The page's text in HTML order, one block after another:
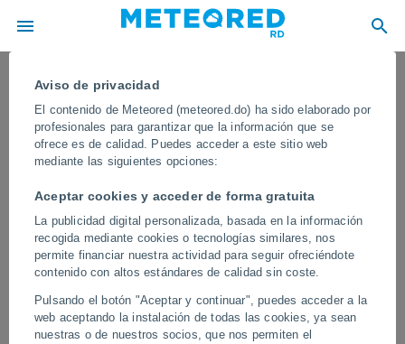
Aviso de privacidad
El contenido de Meteored (meteored.do) ha sido elaborado por
profesionales para garantizar que la información que se
ofrece es de calidad. Puedes acceder a este sitio web
mediante las siguientes opciones:
Aceptar cookies y acceder de forma gratuita
La publicidad digital personalizada, basada en la información
recogida mediante cookies o tecnologías similares, nos
permite financiar nuestra actividad para seguir ofreciéndote
contenido con altos estándares de calidad sin coste.
Pulsando el botón "Aceptar y continuar", puedes acceder a la
web aceptando la instalación de todas las cookies, ya sean
nuestras o de nuestros socios, que nos permiten el
¡Una gran explosión del Etna
sorprende a los vecinos Sicilia, Italia!
La gran columna de ceniza y humo es